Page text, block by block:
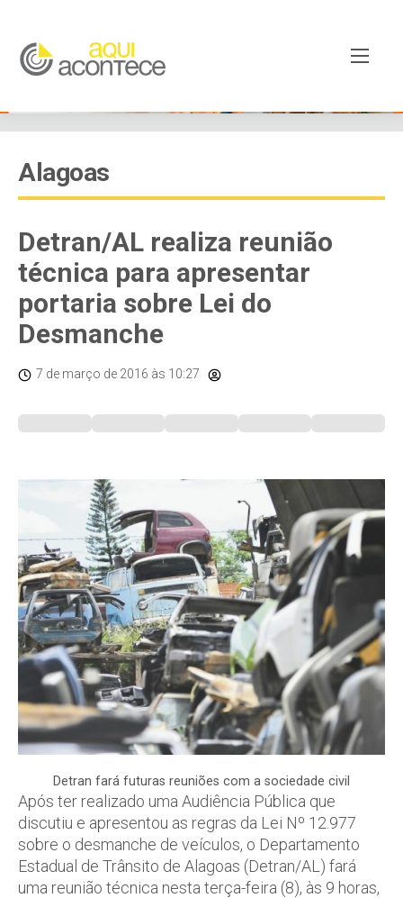
Alagoas
Detran/AL realiza reunião
técnica para apresentar
portaria sobre Lei do
Desmanche
7 de março de 2016 às 10:27
Detran fará futuras reuniões com a sociedade civil
Após ter realizado uma Audiência Pública que
discutiu e apresentou as regras da Lei Nº 12.977
sobre o desmanche de veículos, o Departamento
Estadual de Trânsito de Alagoas (Detran/AL) fará
uma reunião técnica nesta terça-feira (8), às 9 horas,